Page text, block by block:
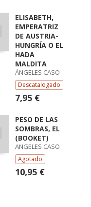
ELISABETH,
EMPERATRIZ
DE AUSTRIA-
HUNGRÍA O EL
HADA
MALDITA
ÁNGELES CASO
Descatalogado
7,95 €
PESO DE LAS
SOMBRAS, EL
(BOOKET)
ANGELES CASO
Agotado
10,95 €